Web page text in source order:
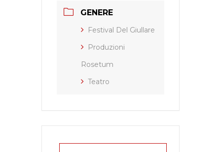
GENERE
Festival Del Giullare
Produzioni
Rosetum
Teatro